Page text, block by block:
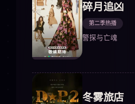
碎月追凶
第二季热播
警探与亡魂
冬雾旅店